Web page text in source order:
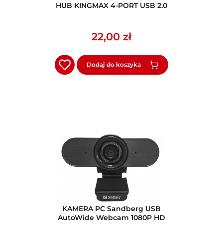
HUB KINGMAX 4-PORT USB 2.0
22,00 zł
Dodaj do koszyka
KAMERA PC Sandberg USB
AutoWide Webcam 1080P HD